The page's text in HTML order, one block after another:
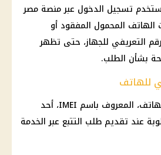
تسجيل الدخول عبرمنصة مصر
الهاتف المحمول المفقود أو
التعريفي للجهاز، حتى تظهر
بشأن الطلب.
للهاتف
يمثل الرقم التعريفي للهاتف، المعروف باسم IMEI، أحد
عند تقديم طلب التتبع عبر الخدمة